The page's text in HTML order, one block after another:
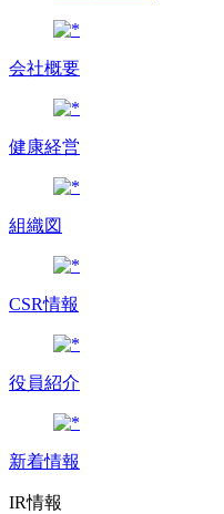
会社概要
健康経営
組織図
CSR情報
役員紹介
新着情報
IR情報